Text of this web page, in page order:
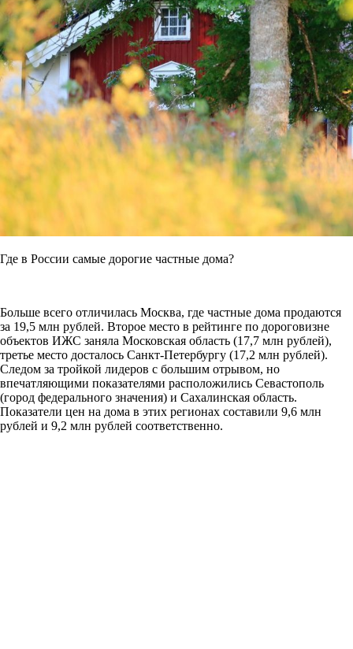
Где в России самые дорогие частные дома?
Больше всего отличилась Москва, где частные дома продаются
за 19,5 млн рублей. Второе место в рейтинге по дороговизне
объектов ИЖС заняла Московская область (17,7 млн рублей),
третье место досталось Санкт-Петербургу (17,2 млн рублей).
Следом за тройкой лидеров с большим отрывом, но
впечатляющими показателями расположились Севастополь
(город федерального значения) и Сахалинская область.
Показатели цен на дома в этих регионах составили 9,6 млн
рублей и 9,2 млн рублей соответственно.